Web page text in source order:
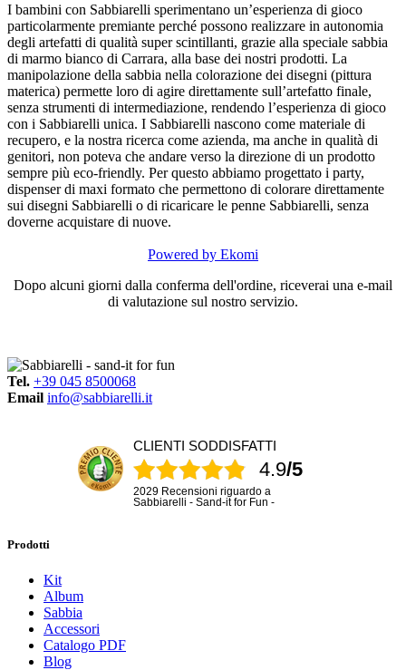
I bambini con Sabbiarelli sperimentano un’esperienza di gioco
particolarmente premiante perché possono realizzare in autonomia
degli artefatti di qualità super scintillanti, grazie alla speciale sabbia
di marmo bianco di Carrara, alla base dei nostri prodotti. La
manipolazione della sabbia nella colorazione dei disegni (pittura
materica) permette loro di agire direttamente sull’artefatto finale,
senza strumenti di intermediazione, rendendo l’esperienza di gioco
con i Sabbiarelli unica. I Sabbiarelli nascono come materiale di
recupero, e la nostra ricerca come azienda, ma anche in qualità di
genitori, non poteva che andare verso la direzione di un prodotto
sempre più eco-friendly. Per questo abbiamo progettato i party,
dispenser di maxi formato che permettono di colorare direttamente
sui disegni Sabbiarelli o di ricaricare le penne Sabbiarelli, senza
doverne acquistare di nuove.
Powered by Ekomi
Dopo alcuni giorni dalla conferma dell'ordine, riceverai una e-mail
di valutazione sul nostro servizio.
Tel. +39 045 8500068
Email info@sabbiarelli.it
CLIENTI SODDISFATTI
4.9/5
2029 Recensioni riguardo a
Sabbiarelli - Sand-it for Fun -
Prodotti
Kit
Album
Sabbia
Accessori
Catalogo PDF
Blog